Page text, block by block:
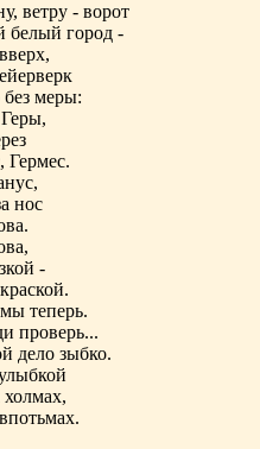
ветру - ворот
белый город -
меры:
Гермес.
нос
-
теперь.
проверь...
дело зыбко.
холмах,